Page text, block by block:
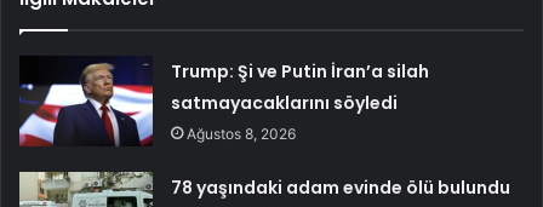
Trump: Şi ve Putin İran’a silah
satmayacaklarını söyledi
Ağustos 8, 2026
78 yaşındaki adam evinde ölü bulundu